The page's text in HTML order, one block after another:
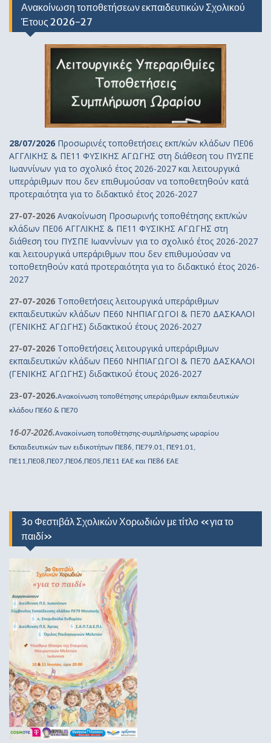
Ανακοίνωση τοποθετήσεων εκπαιδευτικών Σχολικού
Έτους 2026-27
28/07/2026 Προσωρινές τοποθετήσεις εκπ/κών κλάδων ΠΕ06
ΑΓΓΛΙΚΗΣ & ΠΕ11 ΦΥΣΙΚΗΣ ΑΓΩΓΗΣ στη διάθεση του ΠΥΣΠΕ
Ιωαννίνων για το σχολικό έτος 2026-2027 και λειτουργικά
υπεράριθμων που δεν επιθυμούσαν να τοποθετηθούν κατά
προτεραιότητα για το διδακτικό έτος 2026-2027
27-07-2026 Ανακοίνωση Προσωρινής τοποθέτησης εκπ/κών
κλάδων ΠΕ06 ΑΓΓΛΙΚΗΣ & ΠΕ11 ΦΥΣΙΚΗΣ ΑΓΩΓΗΣ στη
διάθεση του ΠΥΣΠΕ Ιωαννίνων για το σχολικό έτος 2026-2027
και λειτουργικά υπεράριθμων που δεν επιθυμούσαν να
τοποθετηθούν κατά προτεραιότητα για το διδακτικό έτος 2026-
2027
27-07-2026 Τοποθετήσεις λειτουργικά υπεράριθμων
εκπαιδευτικών κλάδων ΠΕ60 ΝΗΠΙΑΓΩΓΟΙ & ΠΕ70 ΔΑΣΚΑΛΟΙ
(ΓΕΝΙΚΗΣ ΑΓΩΓΗΣ) διδακτικού έτους 2026-2027
27-07-2026 Τοποθετήσεις λειτουργικά υπεράριθμων
εκπαιδευτικών κλάδων ΠΕ60 ΝΗΠΙΑΓΩΓΟΙ & ΠΕ70 ΔΑΣΚΑΛΟΙ
(ΓΕΝΙΚΗΣ ΑΓΩΓΗΣ) διδακτικού έτους 2026-2027
23-07-2026.Ανακοίνωση τοποθέτησης υπεράριθμων εκπαιδευτικών
κλάδου ΠΕ60 & ΠΕ70
16-07-2026.Ανακοίνωση τοποθέτησης-συμπλήρωσης ωραρίου
Εκπαιδευτικών των ειδικοτήτων ΠΕ86, ΠΕ79.01, ΠΕ91.01,
ΠΕ11,ΠΕ08,ΠΕ07,ΠΕ06,ΠΕ05,ΠΕ11 ΕΑΕ και ΠΕ86 ΕΑΕ
3ο Φεστιβάλ Σχολικών Χορωδιών με τίτλο «για το
παιδί»